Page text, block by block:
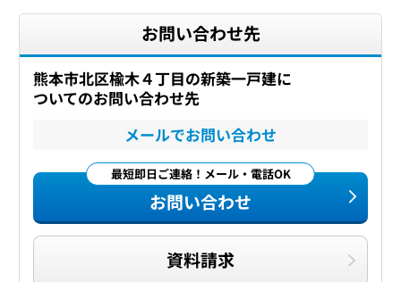
お問い合わせ先
熊本市北区楡木４丁目の新築一戸建に
ついてのお問い合わせ先
メールでお問い合わせ
最短即日ご連絡！メール・電話OK
お問い合わせ
資料請求